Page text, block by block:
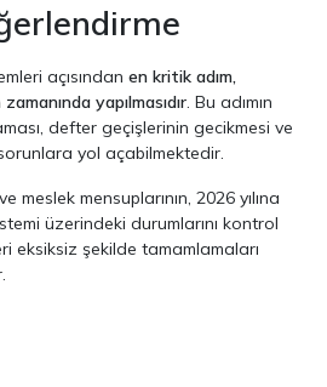
açısından en kritik adım,
yapılmasıdır. Bu adımın
defter geçişlerinin gecikmesi ve
yol açabilmektedir.
meslek mensuplarının, 2026 yılına
üzerindeki durumlarını kontrol
eksiksiz şekilde tamamlamaları